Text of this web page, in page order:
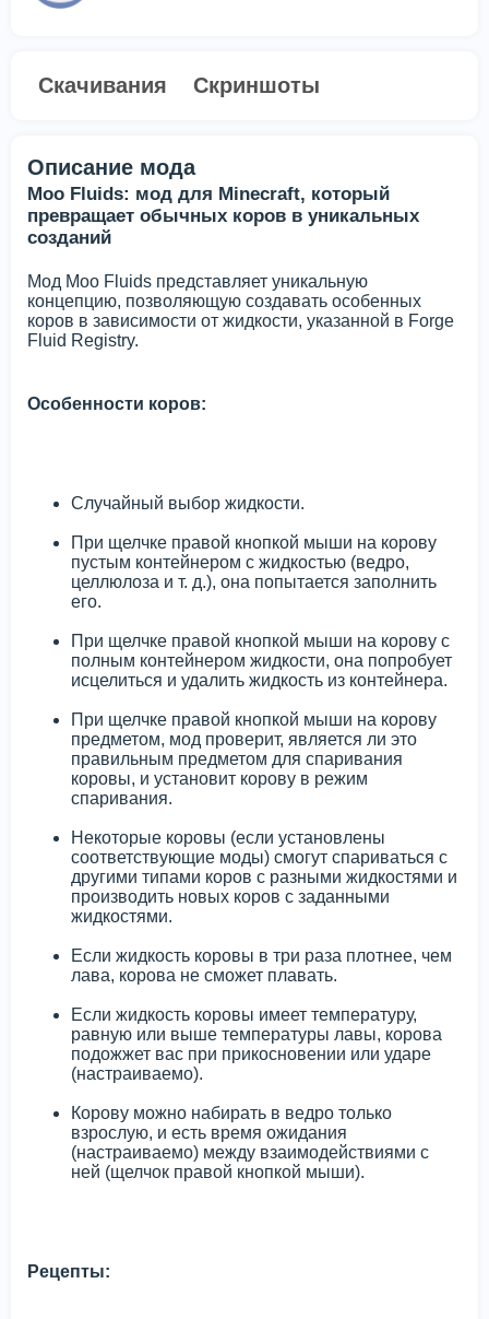
Скачивания Скриншоты
Описание мода
Moo Fluids: мод для Minecraft, который
превращает обычных коров в уникальных
созданий
Мод Moo Fluids представляет уникальную
концепцию, позволяющую создавать особенных
коров в зависимости от жидкости, указанной в Forge
Fluid Registry.
Особенности коров:
Случайный выбор жидкости.
При щелчке правой кнопкой мыши на корову
пустым контейнером с жидкостью (ведро,
целлюлоза и т. д.), она попытается заполнить
его.
При щелчке правой кнопкой мыши на корову с
полным контейнером жидкости, она попробует
исцелиться и удалить жидкость из контейнера.
При щелчке правой кнопкой мыши на корову
предметом, мод проверит, является ли это
правильным предметом для спаривания
коровы, и установит корову в режим
спаривания.
Некоторые коровы (если установлены
соответствующие моды) смогут спариваться с
другими типами коров с разными жидкостями и
производить новых коров с заданными
жидкостями.
Если жидкость коровы в три раза плотнее, чем
лава, корова не сможет плавать.
Если жидкость коровы имеет температуру,
равную или выше температуры лавы, корова
подожжет вас при прикосновении или ударе
(настраиваемо).
Корову можно набирать в ведро только
взрослую, и есть время ожидания
(настраиваемо) между взаимодействиями с
ней (щелчок правой кнопкой мыши).
Рецепты: